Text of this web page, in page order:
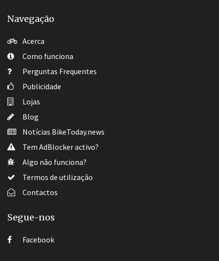
Navegação
Acerca
Como funciona
Perguntas Frequentes
Publicidade
Lojas
Blog
Notícias BikeToday.news
Tem AdBlocker activo?
Algo não funciona?
Termos de utilização
Contactos
Segue-nos
Facebook